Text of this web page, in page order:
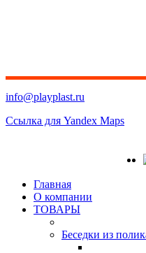
info@playplast.ru
Ссылка для Yandex Maps
Главная
О компании
ТОВАРЫ
Беседки из